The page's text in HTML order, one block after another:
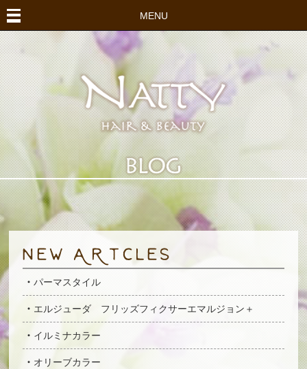
MENU
パーマスタイル
エルジューダ フリッズフィクサーエマルジョン＋
イルミナカラー
オリーブカラー